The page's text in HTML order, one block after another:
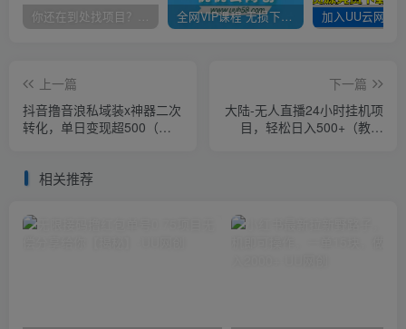
你还在到处找项目？还在当韭菜？我靠卖项目一个月收入5万+，曾经我也是个失败者。 全网VIP课程 无损下载~
上一篇
抖音撸音浪私域装x神器二次
转化，单日变现超500（详
下一篇
大陆-无人直播24小时挂机项
目，轻松日入500+（教程
相关推荐